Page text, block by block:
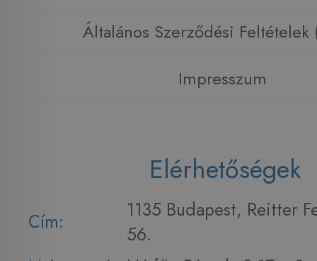
Általános Szerződési Feltételek
Impresszum
Elérhetőségek
Cím:
1135 Budapest, Reitter
56.